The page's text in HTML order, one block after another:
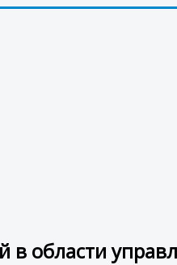
области